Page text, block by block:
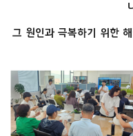
그 원인과 극복하기 위한